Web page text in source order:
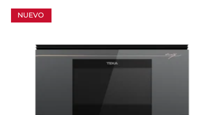
NUEVO